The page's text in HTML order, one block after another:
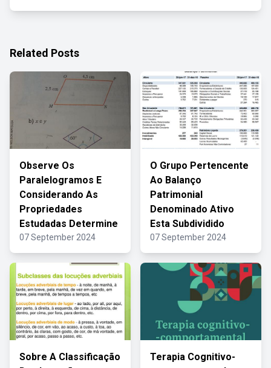
Related Posts
Observe Os
Paralelogramos E
Considerando As
Propriedades
Estudadas Determine
07 September 2024
O Grupo Pertencente
Ao Balanço
Patrimonial
Denominado Ativo
Esta Subdividido
07 September 2024
Sobre A Classificação
Terapia Cognitivo-